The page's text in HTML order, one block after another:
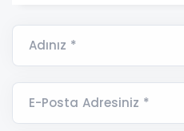
Adınız *
E-Posta Adresiniz *